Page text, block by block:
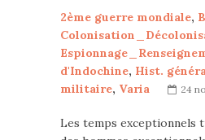
2ème guerre mondiale,
d'Indochine, Hist.
militaire, Varia 24
Les temps exceptionnels